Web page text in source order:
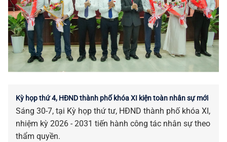
Kỳ họp thứ 4, HĐND thành phố khóa XI kiện toàn nhân sự mới
Sáng 30-7, tại Kỳ họp thứ tư, HĐND thành phố khóa XI,
nhiệm kỳ 2026 - 2031 tiến hành công tác nhân sự theo
thẩm quyền.